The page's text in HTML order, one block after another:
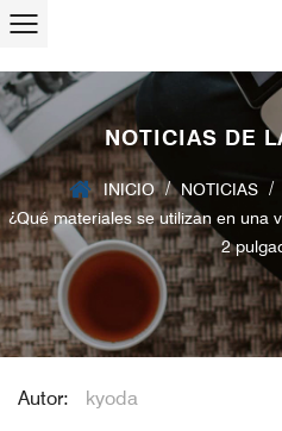
NOTICIAS DE
INICIO / NOTICIAS /
¿Qué materiales se utilizan en una
2
Autor: kyoda